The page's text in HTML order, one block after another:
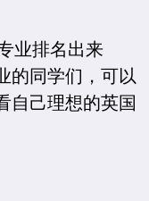
业排名出来
的同学们，可以
自己理想的英国